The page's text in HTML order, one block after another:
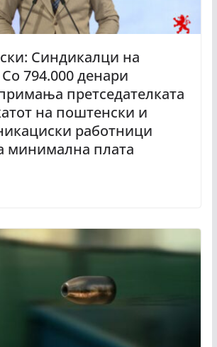
Синдикалци на
794.000 денари
претседателката
на поштенски и
работници
минимална плата